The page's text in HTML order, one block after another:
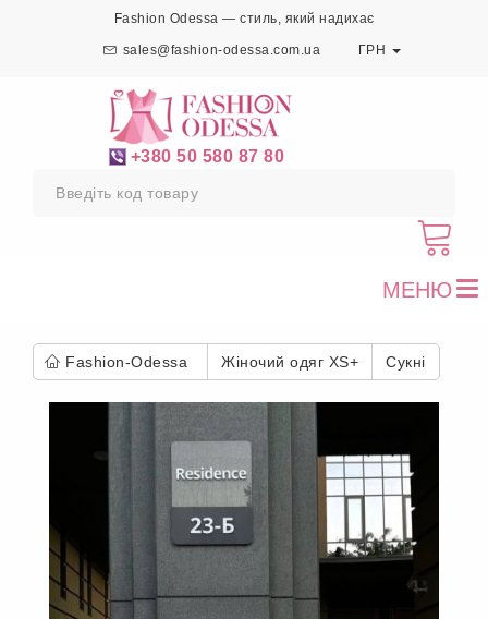
Fashion Odessa — стиль, який надихає
sales@fashion-odessa.com.ua ГРН
+380 50 580 87 80
МЕНЮ
Fashion-Odessa Жіночий одяг XS+ Сукні